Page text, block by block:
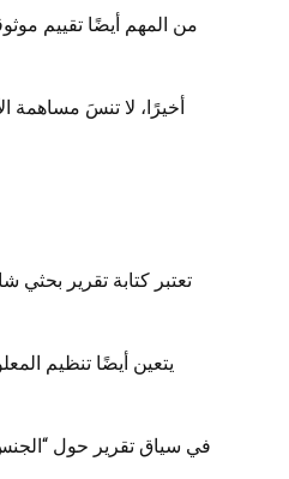
من المهم أيضًا تقييم
أخيرًا، لا تنسَ مساهمة
تعتبر كتابة تقرير
يتعين أيضًا تنظيم
في سياق تقرير حول